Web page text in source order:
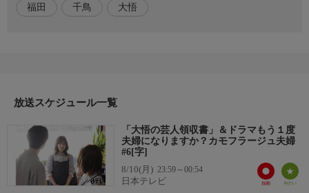
【ドラマDEEP「もう1度夫婦になりますか？カモフラージュ夫
婦」】
【原作】六葉雅・上原ひびき『カモフラージュ夫婦』(CLLENN
福田 千鳥 大悟
放送スケジュール一覧
「大悟の芸人領収書」＆ドラマもう１度
夫婦になりますか？カモフラージュ夫婦
#6[字]
8/10(月) 23:59～00:54
日本テレビ